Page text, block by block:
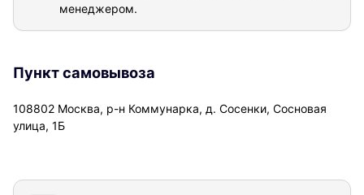
менеджером.
Пункт самовывоза
108802 Москва, р-н Коммунарка, д. Сосенки, Сосновая
улица, 1Б